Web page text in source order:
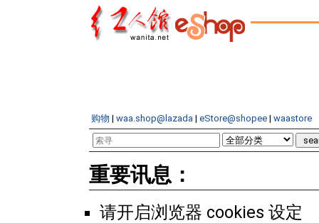
购物 | waa.shop@lazada | eStore@shopee | waastore
重要讯息：
请开启浏览器 cookies 设定